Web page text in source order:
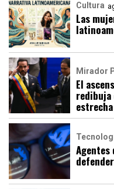
Cultura
Las
Mirador
El
redibuja
Agentes